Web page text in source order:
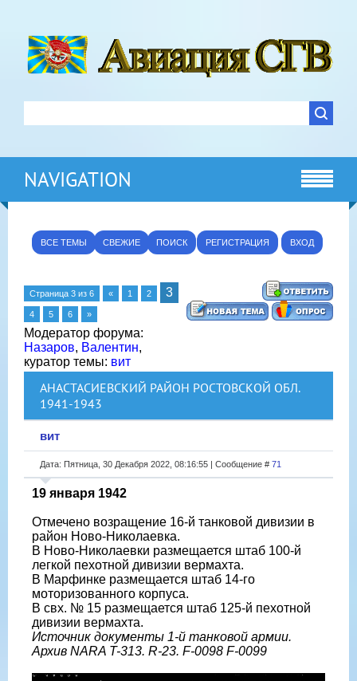
NAVIGATION
ВСЕ ТЕМЫ СВЕЖИЕ ПОИСК РЕГИСТРАЦИЯ ВХОД
Страница 3 из 6 « 1 2 3
4 5 6 »
Модератор форума:
Назаров, Валентин,
куратор темы: вит
АНАСТАСИЕВСКИЙ РАЙОН РОСТОВСКОЙ ОБЛ.
1941-1943
вит
Дата: Пятница, 30 Декабря 2022, 08:16:55 | Сообщение # 71
19 января 1942
Отмечено возращение 16-й танковой дивизии в
район Ново-Николаевка.
В Ново-Николаевки размещается штаб 100-й
легкой пехотной дивизии вермахта.
В Марфинке размещается штаб 14-го
моторизованного корпуса.
В свх. № 15 размещается штаб 125-й пехотной
дивизии вермахта.
Источник документы 1-й танковой армии.
Архив NARA T-313. R-23. F-0098 F-0099